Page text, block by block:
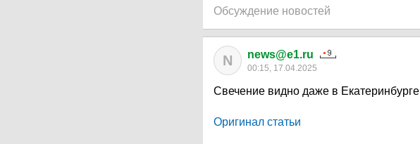
Обсуждение новостей
N news@e1.ru
00:15, 17.04.2025
Свечение видно даже в Екатеринбурге
Оригинал статьи